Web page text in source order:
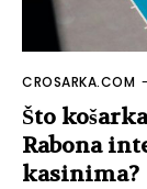
CROSARKA.COM -
Što
Rabona
kasinima?